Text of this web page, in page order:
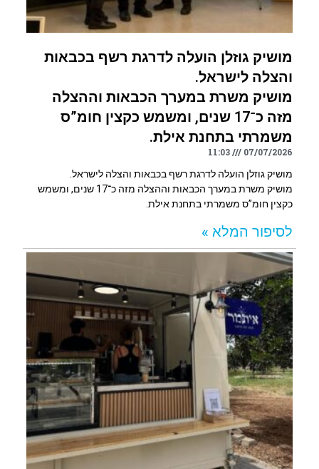
מושיק גוזלן הועלה לדרגת רשף בכבאות
והצלה לישראל.
מושיק משרת במערך הכבאות וההצלה
מזה כ־17 שנים, ומשמש כקצין חומ”ס
משמרתי בתחנת אילת.
07/07/2026
11:03
מושיק גוזלן הועלה לדרגת רשף בכבאות והצלה לישראל.
מושיק משרת במערך הכבאות וההצלה מזה כ־17 שנים, ומשמש
כקצין חומ”ס משמרתי בתחנת אילת.
לסיפור המלא »